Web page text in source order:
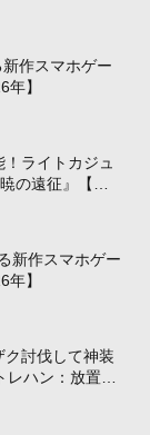
新作スマホゲー
】
ライトカジュ
の遠征』【最
新作スマホゲー
】
ク討伐して神装
ハン：放置で